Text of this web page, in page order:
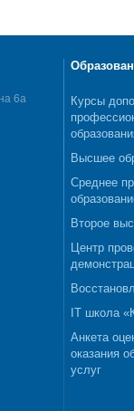
6а
Курсы
Высшее
Среднее
Второе
Центр
IT школа
Анкета
оказания
услуг